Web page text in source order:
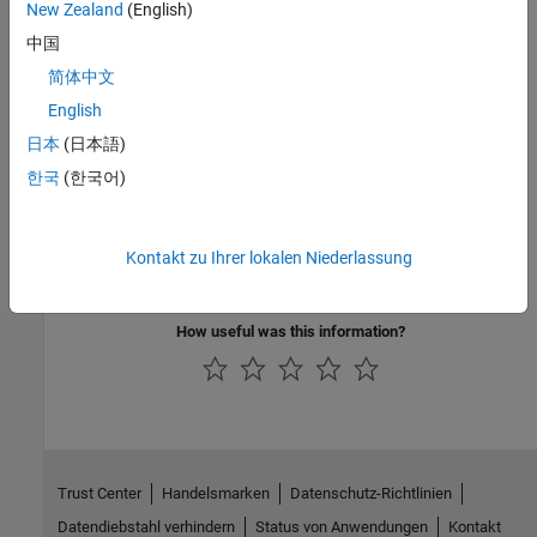
Examples
Seemsfcn_varpulse.m
See Also
InitializeConditions
How useful was this information?
New Zealand (English)
中国
简体中文
English
日本 (日本語)
한국 (한국어)
Kontakt zu Ihrer lokalen Niederlassung
Trust Center Handelsmarken
Datenschutz-Richtlinien
Datendiebstahl verhindern
Status von Anwendungen Kontakt